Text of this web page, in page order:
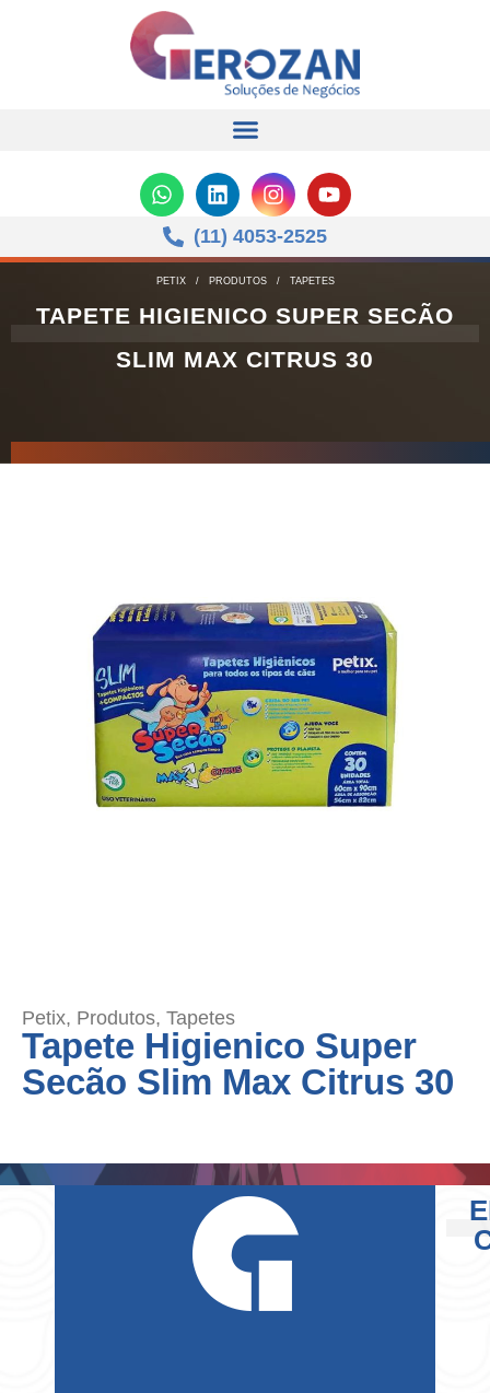
(11) 4053-2525
PETIX/ PRODUTOS/ TAPETES
TAPETE HIGIENICO SUPER SECÃO
SLIM MAX CITRUS 30
Petix, Produtos, Tapetes
Tapete Higienico Super
Secão Slim Max Citrus 30